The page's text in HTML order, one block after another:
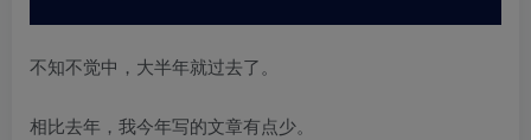
不知不觉中，大半年就过去了。
相比去年，我今年写的文章有点少。